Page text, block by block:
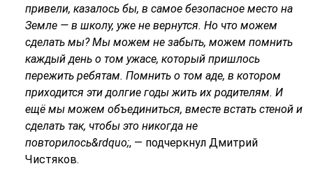
привели, казалось бы, в самое безопасное место на
Земле — в школу, уже не вернутся. Но что можем
сделать мы? Мы можем не забыть, можем помнить
каждый день о том ужасе, который пришлось
пережить ребятам. Помнить о том аде, в котором
приходится эти долгие годы жить их родителям. И
ещё мы можем объединиться, вместе встать стеной и
сделать так, чтобы это никогда не
повторилось&rdquo;, — подчеркнул Дмитрий
Чистяков.